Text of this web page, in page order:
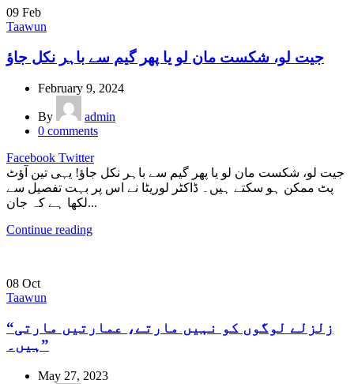
09 Feb
Taawun
جیت لو، شکست مان لو یا پھر گیم سے باہر نکل جاؤ
February 9, 2024
By
admin
0 comments
Facebook Twitter
جیت لو، شکست مان لو یا پھر گیم سے باہر نکل جاؤ! یہی تین آؤٹ
پٹ ممکن ہو سکتے ہیں۔ ڈاکٹر لوریٹا نے اس پر بہت تفصیل سے
لکھا ہے کہ جان...
Continue reading
08 Oct
Taawun
“زلزلے لوگوں کو نہیں مارتے، عمارتیں مارتی
ہیں۔”
May 27, 2023